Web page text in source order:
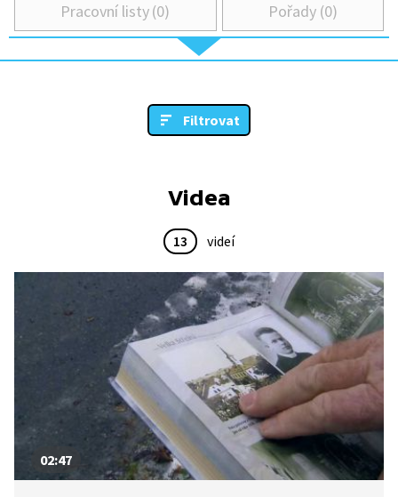
Pracovní listy (0) Pořady (0)
Filtrovat
Videa
13 videí
02:47